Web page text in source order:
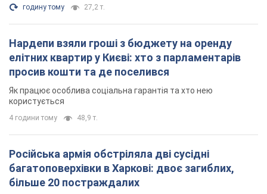
годину тому 27,2 т.
Нардепи взяли гроші з бюджету на оренду
елітних квартир у Києві: хто з парламентарів
просив кошти та де поселився
Як працює особлива соціальна гарантія та хто нею
користується
4 години тому 48,9 т.
Російська армія обстріляла дві сусідні
багатоповерхівки в Харкові: двоє загиблих,
більше 20 постраждалих